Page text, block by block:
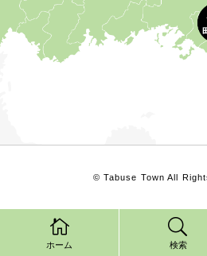
ホーム 検索
© Tabuse Town All